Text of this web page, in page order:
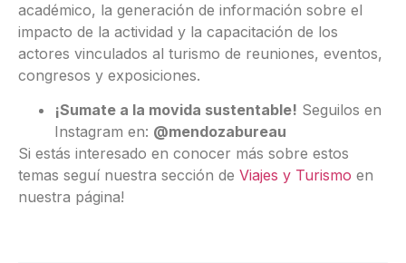
académico, la generación de información sobre el
impacto de la actividad y la capacitación de los
actores vinculados al turismo de reuniones, eventos,
congresos y exposiciones.
¡Sumate a la movida sustentable! Seguilos en
Instagram en: @mendozabureau
Si estás interesado en conocer más sobre estos
temas seguí nuestra sección de Viajes y Turismo en
nuestra página!